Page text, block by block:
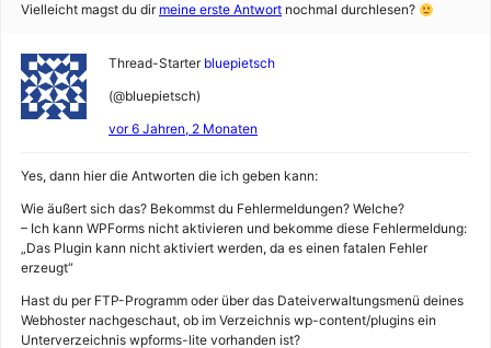
Vielleicht magst du dir meine erste Antwort nochmal durchlesen?
Thread-Starter bluepietsch
(@bluepietsch)
vor 6 Jahren, 2 Monaten
Yes, dann hier die Antworten die ich geben kann:
Wie äußert sich das? Bekommst du Fehlermeldungen? Welche?
– Ich kann WPForms nicht aktivieren und bekomme diese Fehlermeldung:
„Das Plugin kann nicht aktiviert werden, da es einen fatalen Fehler
erzeugt“
Hast du per FTP-Programm oder über das Dateiverwaltungsmenü deines
Webhoster nachgeschaut, ob im Verzeichnis wp-content/plugins ein
Unterverzeichnis wpforms-lite vorhanden ist?